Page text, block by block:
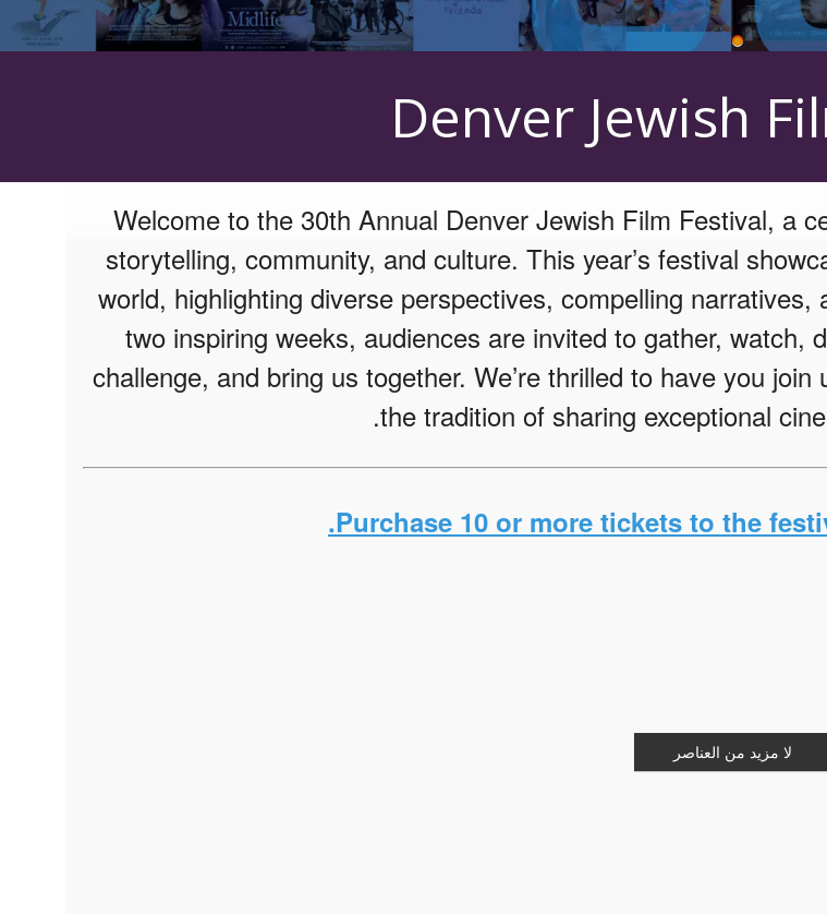
Denver Jewish
Welcome to the 30th Annual Denver Jewish Film Festival, a
storytelling, community, and culture. This year’s festival
world, highlighting diverse perspectives, compelling
two inspiring weeks, audiences are invited to gather, watch,
challenge, and bring us together. We’re thrilled to have you
the tradition of sharing exceptional
Purchase 10 or more tickets to the
لا مزيد من العناصر